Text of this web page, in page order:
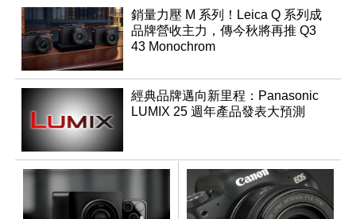
銷量力壓 M 系列！Leica Q 系列成
品牌營收主力，傳今秋將再推 Q3
43 Monochrom
經典品牌邁向新里程：Panasonic
LUMIX 25 週年產品發表大預測